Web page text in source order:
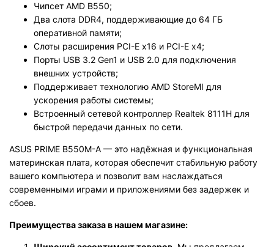
Чипсет AMD B550;
Два слота DDR4, поддерживающие до 64 ГБ
оперативной памяти;
Слоты расширения PCI-E x16 и PCI-E x4;
Порты USB 3.2 Gen1 и USB 2.0 для подключения
внешних устройств;
Поддерживает технологию AMD StoreMI для
ускорения работы системы;
Встроенный сетевой контроллер Realtek 8111H для
быстрой передачи данных по сети.
ASUS PRIME B550M-A — это надёжная и функциональная
материнская плата, которая обеспечит стабильную работу
вашего компьютера и позволит вам наслаждаться
современными играми и приложениями без задержек и
сбоев.
Преимущества заказа в нашем магазине: